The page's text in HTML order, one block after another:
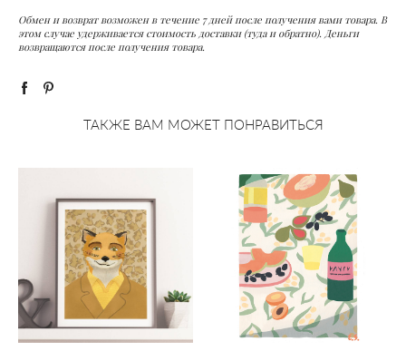
Обмен и возврат возможен в течение 7 дней после получения вами товара. В
этом случае удерживается стоимость доставки (туда и обратно). Деньги
возвращаются после получения товара.
ТАКЖЕ ВАМ МОЖЕТ ПОНРАВИТЬСЯ